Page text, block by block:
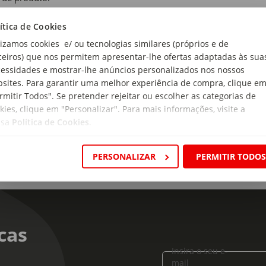
de Cookies
cookies e/ ou tecnologias similares (próprios e de
que nos permitem apresentar-lhe ofertas adaptadas às
e mostrar-lhe anúncios personalizados nos nossos
Para garantir uma melhor experiência de compra, clique em
Todos". Se pretender rejeitar ou escolher as categorias de
clique em "Personalizar". Para mais informações, visite a
Política de Cookies
PERSONALIZAR PERMITIR TODOS
e NERF
x Largura x Altura: 41,5 x 12 x 28cm
Insira o seu e-
mail